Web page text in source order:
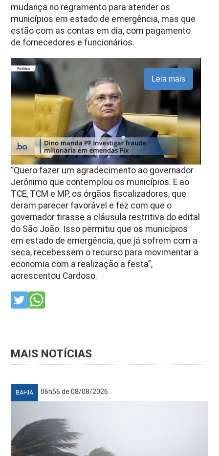
mudança no regramento para atender os
municípios em estado de emergência, mas que
estão com as contas em dia, com pagamento
de fornecedores e funcionários.
Leia mais
“Quero fazer um agradecimento ao governador
Jerônimo que contemplou os municípios. E ao
TCE, TCM e MP, os órgãos fiscalizadores, que
deram parecer favorável e fez com que o
governador tirasse a cláusula restritiva do edital
do São João. Isso permitiu que os municípios
em estado de emergência, que já sofrem com a
seca, recebessem o recurso para movimentar a
economia com a realização a festa”,
acrescentou Cardoso.
MAIS NOTÍCIAS
BAHIA 06h56 de 08/08/2026